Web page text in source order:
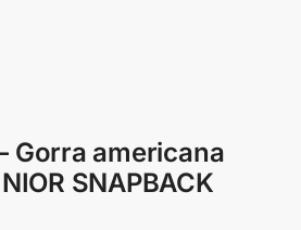
Gorra americana
SNAPBACK